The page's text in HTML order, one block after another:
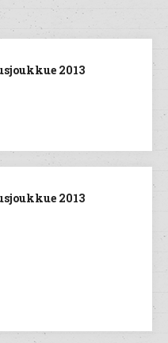
2013
2013